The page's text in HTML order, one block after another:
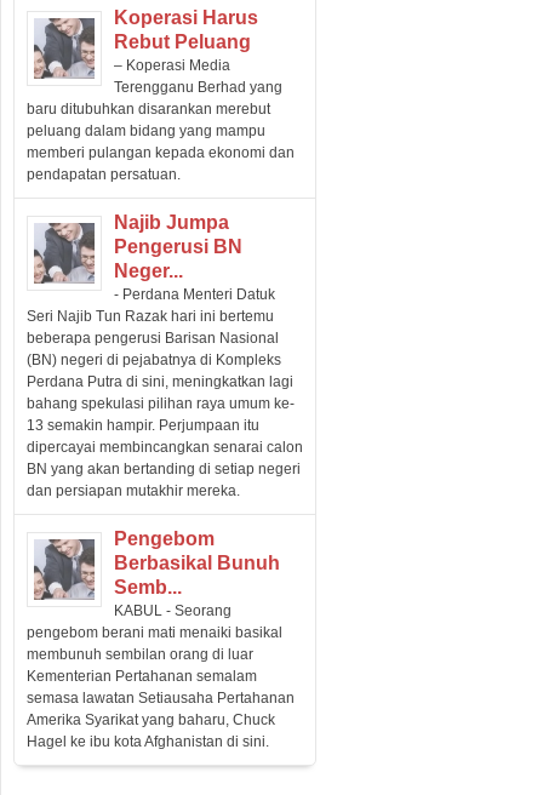
Koperasi Harus
Rebut Peluang
– Koperasi Media
Terengganu Berhad yang
baru ditubuhkan disarankan merebut
peluang dalam bidang yang mampu
memberi pulangan kepada ekonomi dan
pendapatan persatuan.
Najib Jumpa
Pengerusi BN
Neger...
- Perdana Menteri Datuk
Seri Najib Tun Razak hari ini bertemu
beberapa pengerusi Barisan Nasional
(BN) negeri di pejabatnya di Kompleks
Perdana Putra di sini, meningkatkan lagi
bahang spekulasi pilihan raya umum ke-
13 semakin hampir. Perjumpaan itu
dipercayai membincangkan senarai calon
BN yang akan bertanding di setiap negeri
dan persiapan mutakhir mereka.
Pengebom
Berbasikal Bunuh
Semb...
KABUL - Seorang
pengebom berani mati menaiki basikal
membunuh sembilan orang di luar
Kementerian Pertahanan semalam
semasa lawatan Setiausaha Pertahanan
Amerika Syarikat yang baharu, Chuck
Hagel ke ibu kota Afghanistan di sini.